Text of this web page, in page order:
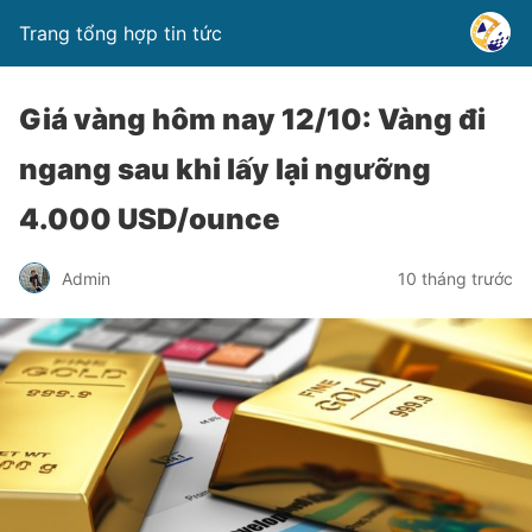
Trang tổng hợp tin tức
Giá vàng hôm nay 12/10: Vàng đi
ngang sau khi lấy lại ngưỡng
4.000 USD/ounce
Admin 10 tháng trước